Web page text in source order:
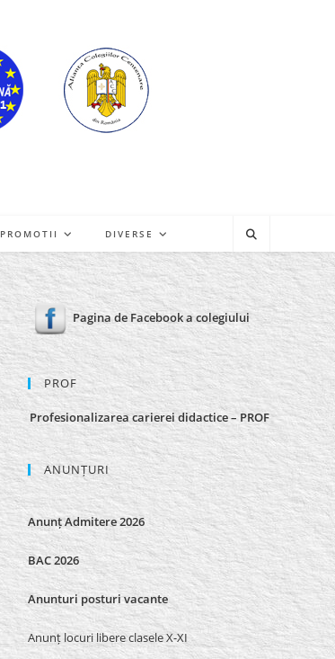
PROMOTII DIVERSE
Pagina de Facebook a colegiului
PROF
Profesionalizarea carierei didactice – PROF
ANUNȚURI
Anunț Admitere 2026
BAC 2026
Anunturi posturi vacante
Anunț locuri libere clasele X-XI